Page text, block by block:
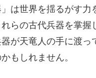
は世界を揺るがす
らの古代兵器を掌握
が天竜人の手に渡
もしれません。